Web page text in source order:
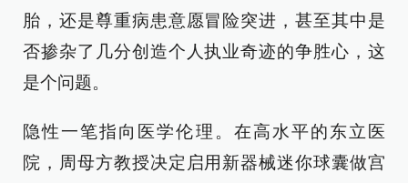
胎，还是尊重病患意愿冒险突进，甚至其中是
否掺杂了几分创造个人执业奇迹的争胜心，这
是个问题。
隐性一笔指向医学伦理。在高水平的东立医
院，周母方教授决定启用新器械迷你球囊做宫